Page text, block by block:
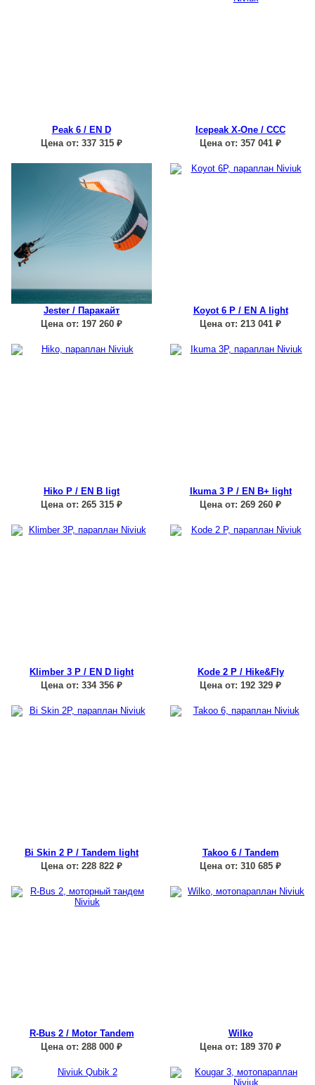
Peak 6 / EN D
Цена от: 337 315₽
Icepeak X-One / CCC
Цена от: 357 041₽
Jester / Паракайт
Цена от: 197 260 ₽
Koyot 6 P / EN A light
Цена от: 213 041 ₽
Hiko P / EN B ligt
Цена от: 265 315 ₽
Ikuma 3 P / EN B+ light
Цена от: 269 260 ₽
Klimber 3 P / EN D light
Цена от: 334 356 ₽
Kode 2 P / Hike&Fly
Цена от: 192 329 ₽
Bi Skin 2 P / Tandem light
Цена от: 228 822 ₽
Takoo 6 / Tandem
Цена от: 310 685 ₽
R-Bus 2 / Motor Tandem
Цена от: 288 000 ₽
Wilko
Цена от: 189 370 ₽